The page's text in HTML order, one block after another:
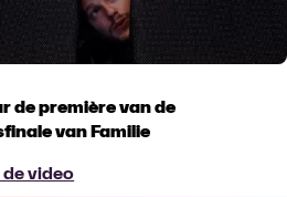
de première van de
van Familie
de video